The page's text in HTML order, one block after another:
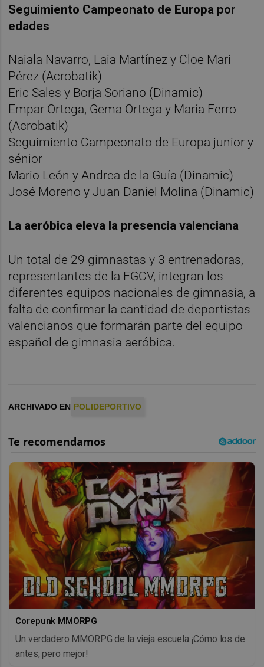
Seguimiento Campeonato de Europa por
edades
Naiala Navarro, Laia Martínez y Cloe Mari
Pérez (Acrobatik)
Eric Sales y Borja Soriano (Dinamic)
Empar Ortega, Gema Ortega y María Ferro
(Acrobatik)
Seguimiento Campeonato de Europa junior y
sénior
Mario León y Andrea de la Guía (Dinamic)
José Moreno y Juan Daniel Molina (Dinamic)
La aeróbica eleva la presencia valenciana
Un total de 29 gimnastas y 3 entrenadoras,
representantes de la FGCV, integran los
diferentes equipos nacionales de gimnasia, a
falta de confirmar la cantidad de deportistas
valencianos que formarán parte del equipo
español de gimnasia aeróbica.
ARCHIVADO EN POLIDEPORTIVO
Corepunk MMORPG
Un verdadero MMORPG de la vieja escuela ¡Cómo los de
antes, pero mejor!